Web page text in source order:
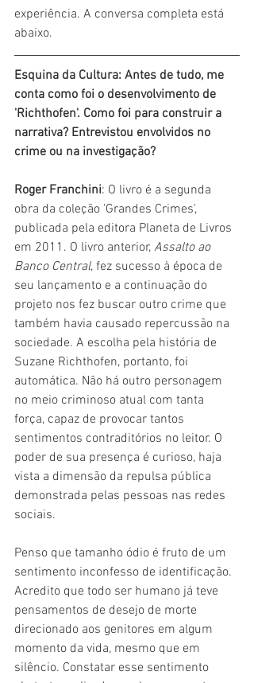
experiência. A conversa completa está
abaixo.
Esquina da Cultura: Antes de tudo, me
conta como foi o desenvolvimento de
'Richthofen'. Como foi para construir a
narrativa? Entrevistou envolvidos no
crime ou na investigação?
Roger Franchini: O livro é a segunda
obra da coleção 'Grandes Crimes',
publicada pela editora Planeta de Livros
em 2011. O livro anterior, Assalto ao
Banco Central, fez sucesso à época de
seu lançamento e a continuação do
projeto nos fez buscar outro crime que
também havia causado repercussão na
sociedade. A escolha pela história de
Suzane Richthofen, portanto, foi
automática. Não há outro personagem
no meio criminoso atual com tanta
força, capaz de provocar tantos
sentimentos contraditórios no leitor. O
poder de sua presença é curioso, haja
vista a dimensão da repulsa pública
demonstrada pelas pessoas nas redes
sociais.
Penso que tamanho ódio é fruto de um
sentimento inconfesso de identificação.
Acredito que todo ser humano já teve
pensamentos de desejo de morte
direcionado aos genitores em algum
momento da vida, mesmo que em
silêncio. Constatar esse sentimento